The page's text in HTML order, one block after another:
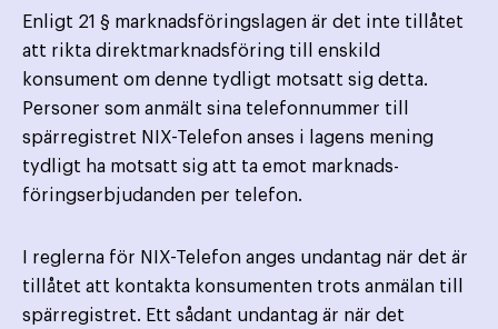
Enligt 21 § marknadsföringslagen är det inte tillåtet
att rikta direktmarknadsföring till enskild
konsument om denne tydligt motsatt sig detta.
Personer som anmält sina telefonnummer till
spärregistret NIX-Telefon anses i lagens mening
tydligt ha motsatt sig att ta emot marknads­
föringserbjudanden per telefon.
I reglerna för NIX-Telefon anges undantag när det är
tillåtet att kontakta konsumenten trots anmälan till
spärregistret. Ett sådant undantag är när det